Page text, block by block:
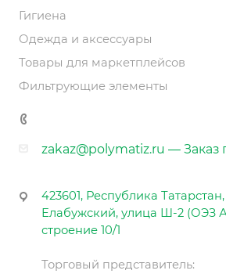
Гигиена
Одежда и аксессуары
Товары для маркетплейсов
Фильтрующие элементы
zakaz@polymatiz.ru — Заказ
423601, Республика
Елабужский, улица Ш-2 (ОЭЗ
строение 10/1
Торговый представитель: